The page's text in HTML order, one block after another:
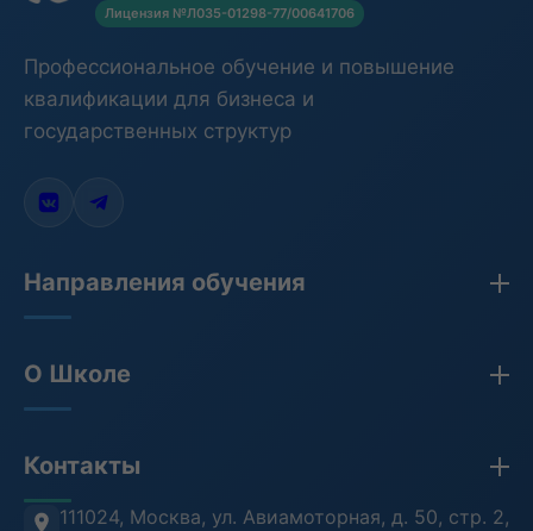
Лицензия №Л035-01298-77/00641706
Профессиональное обучение и повышение
квалификации для бизнеса и
государственных структур
Направления обучения
Бухгалтерия
Противодействие коррупции
Антитеррористическая безопасность
О Школе
Лицензия
Проверка документов (ФРДО)
Контакты
111024, Москва, ул. Авиамоторная, д. 50, стр. 2,